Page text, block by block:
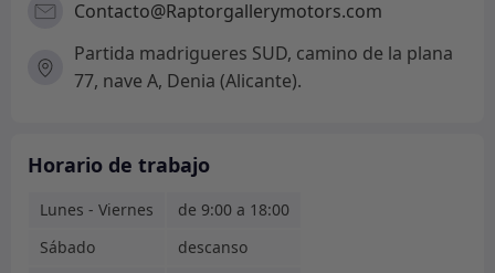
Contacto@Raptorgallerymotors.com
Partida madrigueres SUD, camino de la plana
77, nave A, Denia (Alicante).
Horario de trabajo
Lunes - Viernes
de 9:00 a 18:00
Sábado
descanso